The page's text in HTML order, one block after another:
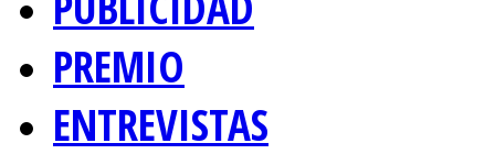
PREMIO
ENTREVISTAS